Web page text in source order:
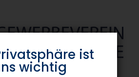
ist
wichtig